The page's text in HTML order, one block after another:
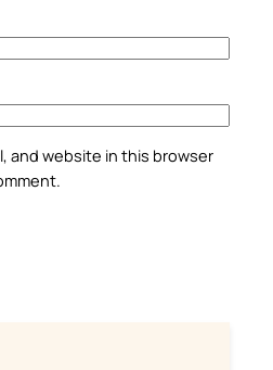
and website in this browser